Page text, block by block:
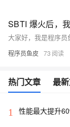
程序员鱼皮 73
热门文章 最
1
性能最大提升